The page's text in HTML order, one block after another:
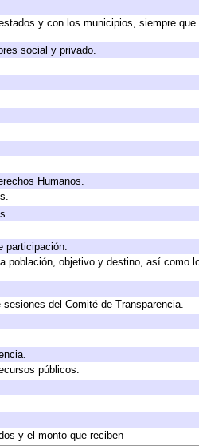
y con los municipios, siempre
social y privado.
Humanos.
participación.
población, objetivo y destino, así como
del Comité de Transparencia.
públicos.
y el monto que reciben